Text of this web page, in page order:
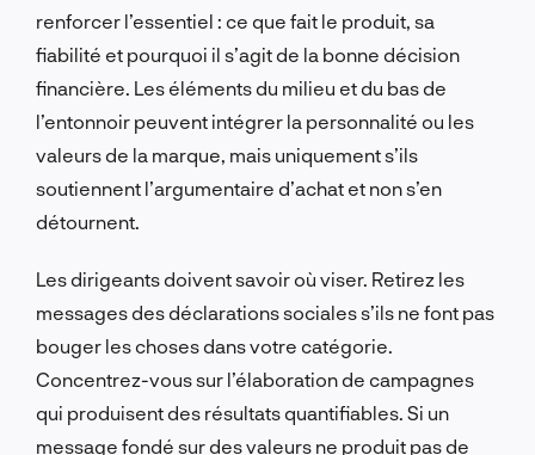
renforcer l’essentiel : ce que fait le produit, sa
fiabilité et pourquoi il s’agit de la bonne décision
financière. Les éléments du milieu et du bas de
l’entonnoir peuvent intégrer la personnalité ou les
valeurs de la marque, mais uniquement s’ils
soutiennent l’argumentaire d’achat et non s’en
détournent.
Les dirigeants doivent savoir où viser. Retirez les
messages des déclarations sociales s’ils ne font pas
bouger les choses dans votre catégorie.
Concentrez-vous sur l’élaboration de campagnes
qui produisent des résultats quantifiables. Si un
message fondé sur des valeurs ne produit pas de